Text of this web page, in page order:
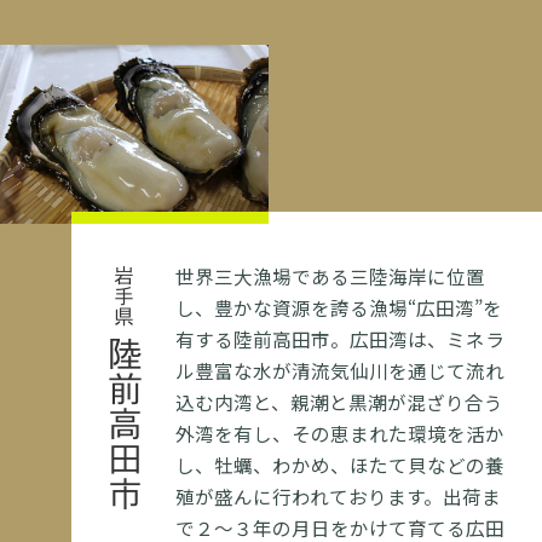
岩手県
陸前高田市
世界三大漁場である三陸海岸に位置
し、豊かな資源を誇る漁場“広田湾”を
有する陸前高田市。広田湾は、ミネラ
ル豊富な水が清流気仙川を通じて流れ
込む内湾と、親潮と黒潮が混ざり合う
外湾を有し、その恵まれた環境を活か
し、牡蠣、わかめ、ほたて貝などの養
殖が盛んに行われております。出荷ま
で２～３年の月日をかけて育てる広田